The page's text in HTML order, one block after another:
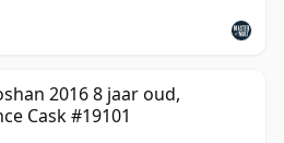
2016 8 jaar oud,
Cask #19101